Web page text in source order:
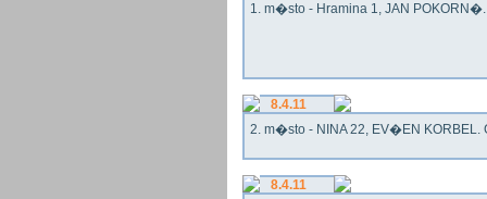
1. m�sto - Hramina 1, JAN
8.4.11
2. m�sto - NINA 22, EV�EN KORBEL.
8.4.11